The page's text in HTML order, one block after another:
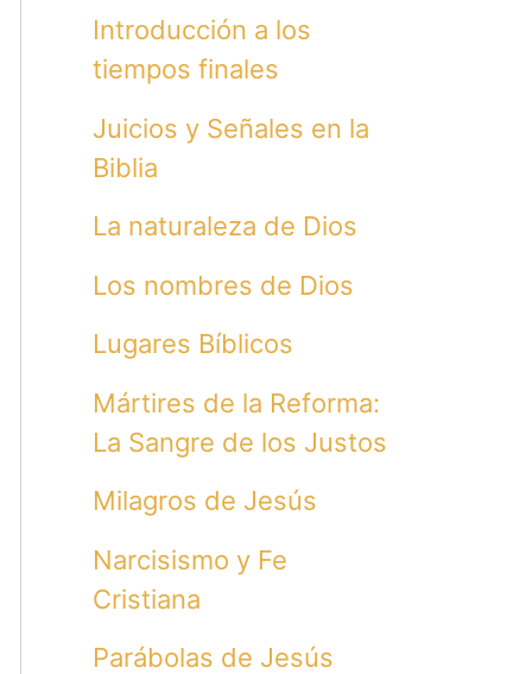
Introducción a los
tiempos finales
Juicios y Señales en la
Biblia
La naturaleza de Dios
Los nombres de Dios
Lugares Bíblicos
Mártires de la Reforma:
La Sangre de los Justos
Milagros de Jesús
Narcisismo y Fe
Cristiana
Parábolas de Jesús